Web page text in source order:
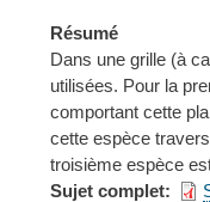
Résumé
Dans une grille (à
utilisées. Pour la
comportant cette
cette espèce
troisième espèce
Sujet complet